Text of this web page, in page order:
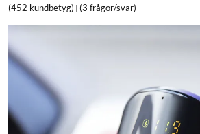
(452 kundbetyg) | (3 frågor/svar)